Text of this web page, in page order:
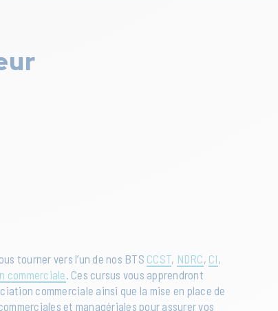
tourner vers l’un de nos BTS CCST, NDRC, CI,
commerciale . Ces cursus vous apprendront
commerciale ainsi que la mise en place de
et managériales pour assurer vos